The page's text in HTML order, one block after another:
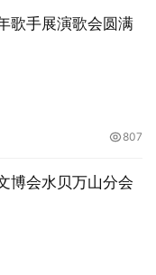
歌手展演歌会圆满
807
博会水贝万山分会